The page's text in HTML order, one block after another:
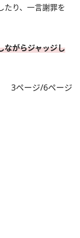
たり、一言謝罪を
ながらジャッジし
3ページ/6ページ